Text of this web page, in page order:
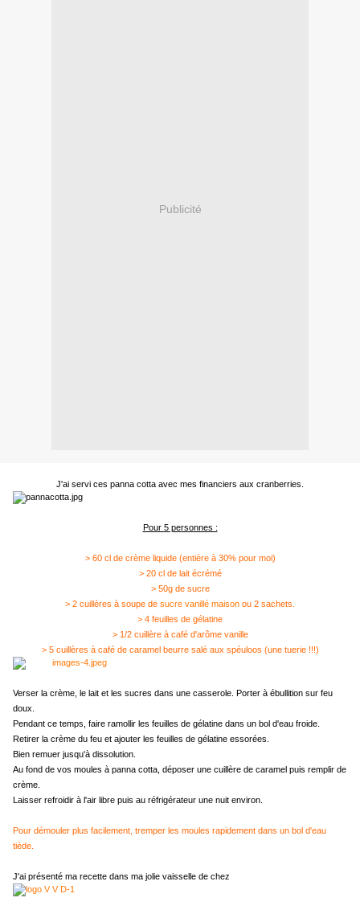
Publicité
J'ai servi ces panna cotta avec mes financiers aux cranberries.
Pour 5 personnes :
> 60 cl de crème liquide (entière à 30% pour moi)
> 20 cl de lait écrémé
> 50g de sucre
> 2 cuillères à soupe de sucre vanillé maison ou 2 sachets.
> 4 feuilles de gélatine
> 1/2 cuillère à café d'arôme vanille
> 5 cuillères à café de caramel beurre salé aux spéuloos (une tuerie !!!)
Verser la crème, le lait et les sucres dans une casserole. Porter à ébullition sur feu
doux.
Pendant ce temps, faire ramollir les feuilles de gélatine dans un bol d'eau froide.
Retirer la crème du feu et ajouter les feuilles de gélatine essorées.
Bien remuer jusqu'à dissolution.
Au fond de vos moules à panna cotta, déposer une cuillère de caramel puis remplir de
crème.
Laisser refroidir à l'air libre puis au réfrigérateur une nuit environ.
Pour démouler plus facilement, tremper les moules rapidement dans un bol d'eau
tiède.
J'ai présenté ma recette dans ma jolie vaisselle de chez